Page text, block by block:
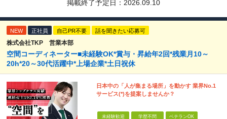
掲載終了予定日： 2026.09.10
NEW 正社員 自己PR不要 話を聞きたい応募可
株式会社TKP 営業本部
空間コーディネーター■未経験OK*賞与・昇給年2回*残業月10～
20h*20～30代活躍中*上場企業*土日祝休
日本中の「人が集まる場所」を動かす 業界No.1
サービス(*)を提案しませんか？
未経験歓迎 学歴不問 ベテランOK